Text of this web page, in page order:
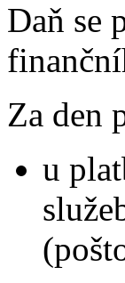
Daň se
Za den
u